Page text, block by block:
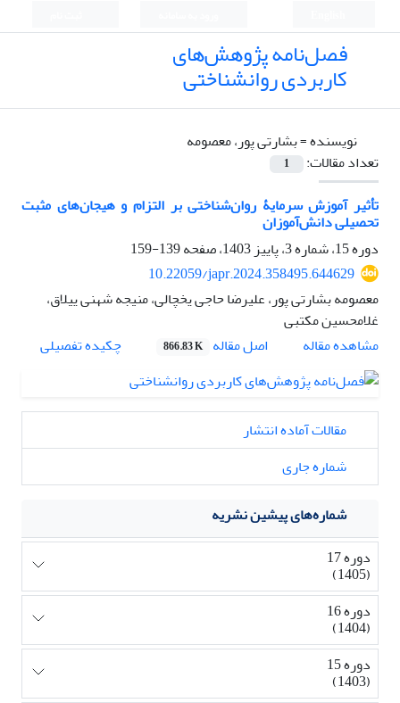
فصل‌نامه پژوهش‌های
کاربردی روانشناختی
نویسنده =بشارتی پور، معصومه
تعداد مقالات:
1
تأثیر آموزش سرمایۀ روان‌شناختی بر التزام و هیجان‌های مثبت
تحصیلی دانش‌آموزان
دوره 15، شماره 3، پاییز 1403، صفحه
139-159
10.22059/japr.2024.358495.644629
معصومه بشارتی پور، علیرضا حاجی یخچالی، منیجه شهنی ییلاق،
غلامحسین مکتبی
مشاهده مقاله
اصل مقاله 866.83 K چکیده تفصیلی
مقالات آماده انتشار
شماره جاری
شماره‌های پیشین نشریه
دوره 17
(1405)
دوره 16
(1404)
دوره 15
(1403)